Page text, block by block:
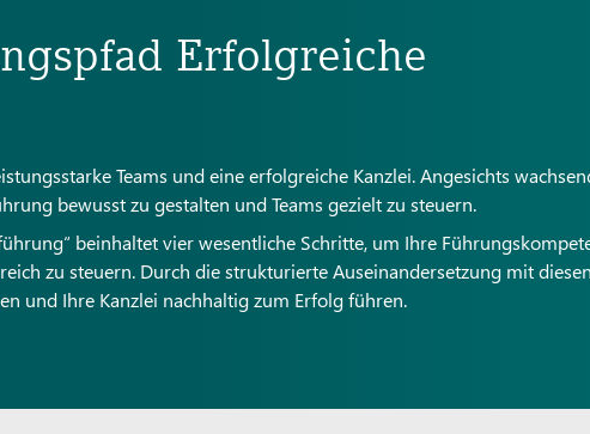
Erfolgreiche
Teams und eine erfolgreiche Kanzlei. Angesichts
bewusst zu gestalten und Teams gezielt zu steuern.
beinhaltet vier wesentliche Schritte, um Ihre
zu steuern. Durch die strukturierte Auseinandersetzung mit
und Ihre Kanzlei nachhaltig zum Erfolg führen.